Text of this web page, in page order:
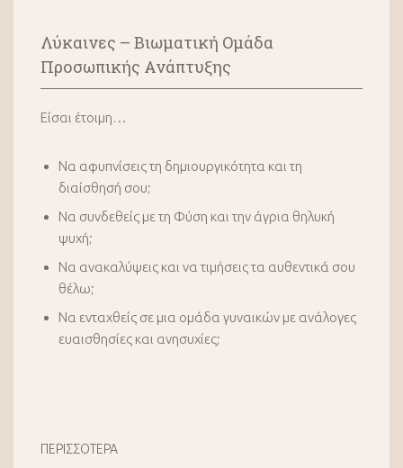
Λύκαινες – Bιωματική Oμάδα
Προσωπικής Ανάπτυξης
Είσαι έτοιμη…
Να αφυπνίσεις τη δημιουργικότητα και τη
διαίσθησή σου;
Να συνδεθείς με τη Φύση και την άγρια θηλυκή
ψυχή;
Να ανακαλύψεις και να τιμήσεις τα αυθεντικά σου
θέλω;
Να ενταχθείς σε μια ομάδα γυναικών με ανάλογες
ευαισθησίες και ανησυχίες;
ΠΕΡΙΣΣΟΤΕΡΑ